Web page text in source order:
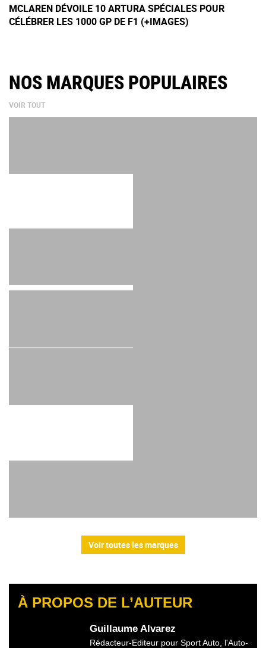
MCLAREN DÉVOILE 10 ARTURA SPÉCIALES POUR
CÉLÉBRER LES 1000 GP DE F1 (+IMAGES)
NOS MARQUES POPULAIRES
VOIR TOUT
Voir toutes les marques
À PROPOS DE L’AUTEUR
Guillaume Alvarez
Rédacteur-Editeur pour Sport Auto, l'Auto-